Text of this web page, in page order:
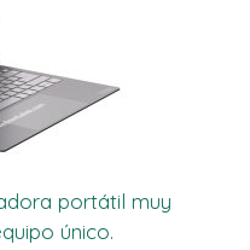
portátil muy
único.